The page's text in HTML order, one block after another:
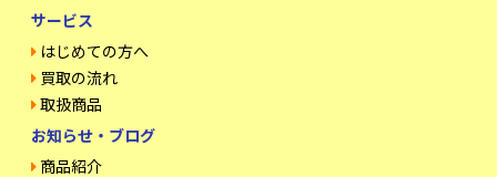
サービス
はじめての方へ
買取の流れ
取扱商品
お知らせ・ブログ
商品紹介